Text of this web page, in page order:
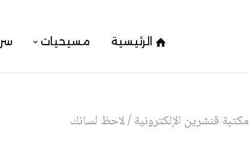
الرئيسية مسيحيات
مكتبة قنشرين الإلكترونية/لاحظ لسانك